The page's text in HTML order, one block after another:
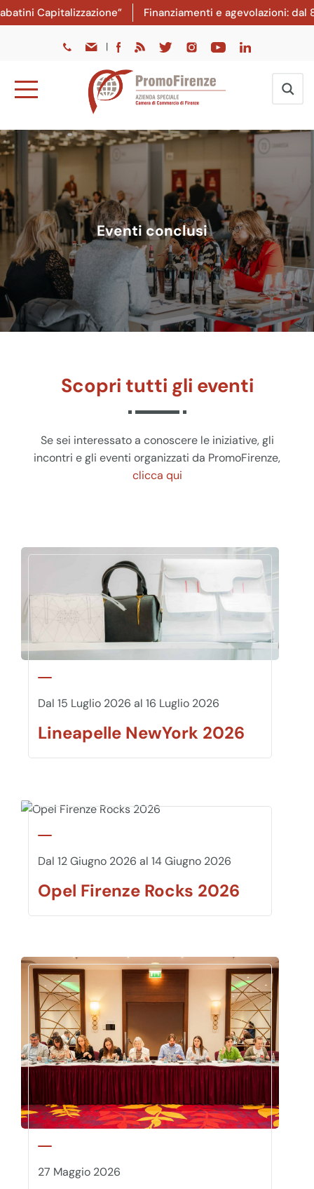
Finanziamenti e agevolazioni: dal 8 luglio
|
Eventi conclusi
Scopri tutti gli eventi
Se sei interessato a conoscere le iniziative, gli
incontri e gli eventi organizzati da PromoFirenze,
clicca qui
Dal 15 Luglio 2026 al 16 Luglio 2026
Lineapelle NewYork 2026
Dal 12 Giugno 2026 al 14 Giugno 2026
Opel Firenze Rocks 2026
27 Maggio 2026